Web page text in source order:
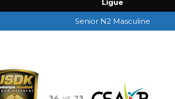
Ligue
Senior N2 Masculine